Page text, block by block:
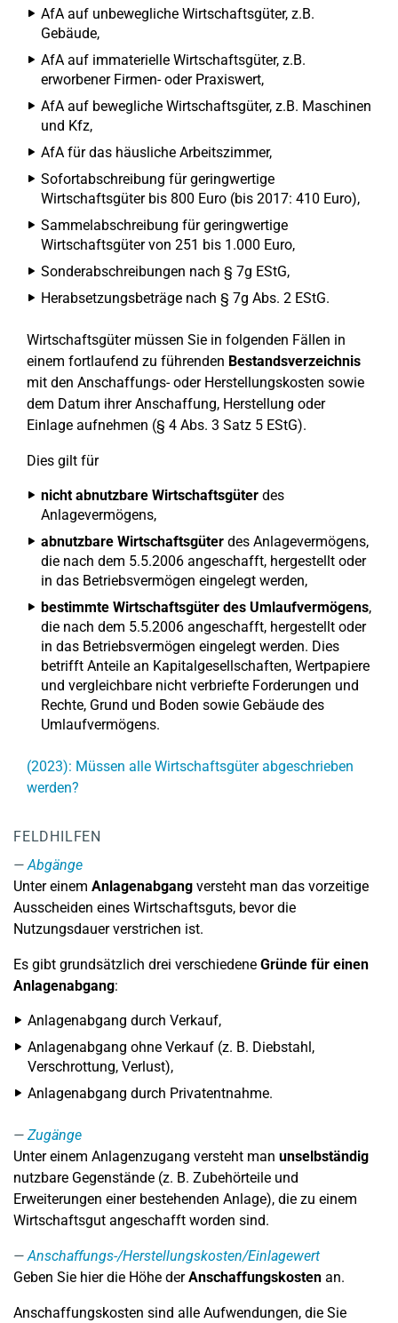
AfA auf unbewegliche Wirtschaftsgüter, z.B.
Gebäude,
AfA auf immaterielle Wirtschaftsgüter, z.B.
erworbener Firmen- oder Praxiswert,
AfA auf bewegliche Wirtschaftsgüter, z.B. Maschinen
und Kfz,
AfA für das häusliche Arbeitszimmer,
Sofortabschreibung für geringwertige
Wirtschaftsgüter bis 800 Euro (bis 2017: 410 Euro),
Sammelabschreibung für geringwertige
Wirtschaftsgüter von 251 bis 1.000 Euro,
Sonderabschreibungen nach § 7g EStG,
Herabsetzungsbeträge nach § 7g Abs. 2 EStG.
Wirtschaftsgüter müssen Sie in folgenden Fällen in
einem fortlaufend zu führenden Bestandsverzeichnis
mit den Anschaffungs- oder Herstellungskosten sowie
dem Datum ihrer Anschaffung, Herstellung oder
Einlage aufnehmen (§ 4 Abs. 3 Satz 5 EStG).
Dies gilt für
nicht abnutzbare Wirtschaftsgüter des
Anlagevermögens,
abnutzbare Wirtschaftsgüter des Anlagevermögens,
die nach dem 5.5.2006 angeschafft, hergestellt oder
in das Betriebsvermögen eingelegt werden,
bestimmte Wirtschaftsgüter des Umlaufvermögens,
die nach dem 5.5.2006 angeschafft, hergestellt oder
in das Betriebsvermögen eingelegt werden. Dies
betrifft Anteile an Kapitalgesellschaften, Wertpapiere
und vergleichbare nicht verbriefte Forderungen und
Rechte, Grund und Boden sowie Gebäude des
Umlaufvermögens.
(2023): Müssen alle Wirtschaftsgüter abgeschrieben
werden?
FELDHILFEN
Abgänge
Unter einem Anlagenabgang versteht man das vorzeitige
Ausscheiden eines Wirtschaftsguts, bevor die
Nutzungsdauer verstrichen ist.
Es gibt grundsätzlich drei verschiedene Gründe für einen
Anlagenabgang:
Anlagenabgang durch Verkauf,
Anlagenabgang ohne Verkauf (z. B. Diebstahl,
Verschrottung, Verlust),
Anlagenabgang durch Privatentnahme.
Zugänge
Unter einem Anlagenzugang versteht man unselbständig
nutzbare Gegenstände (z. B. Zubehörteile und
Erweiterungen einer bestehenden Anlage), die zu einem
Wirtschaftsgut angeschafft worden sind.
Anschaffungs-/Herstellungskosten/Einlagewert
Geben Sie hier die Höhe derAnschaffungskosten an.
Anschaffungskosten sind alle Aufwendungen, die Sie